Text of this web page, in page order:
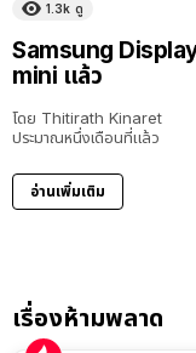
1.3k ดู
Samsung
mini แล้ว
โดย Thitirath Kinaret
ประมาณหนึ่งเดือนที่แล้ว
อ่านเพิ่มเติม
เรื่องห้ามพลาด